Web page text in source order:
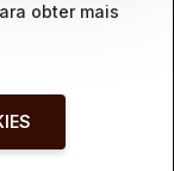
obter mais